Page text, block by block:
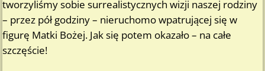
tworzyliśmy sobie surrealistycznych wizji naszej rodziny
– przez pół godziny – nieruchomo wpatrującej się w
figurę Matki Bożej. Jak się potem okazało – na całe
szczęście!